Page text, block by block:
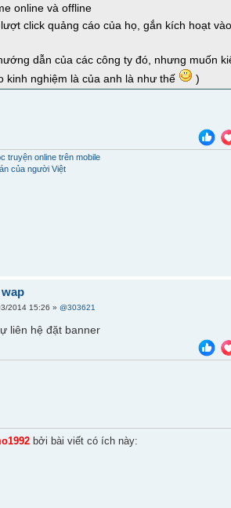
online và offline
click quảng cáo của họ, gắn kích hoạt
dẫn của các công ty đó, nhưng muốn
kinh nghiệm là của anh là như thế
)
truyện online trên mobile
của người Việt
2014 15:26 »@303621
liên hệ đặt banner
bởi bài viết có ích này: